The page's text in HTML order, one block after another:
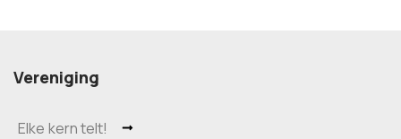
Vereniging
Elke kern telt!